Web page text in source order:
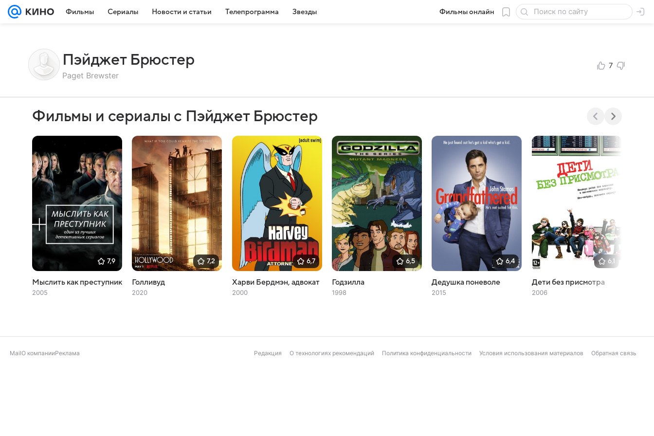
Фильмы Сериалы Новости и статьи Телепрограмма Звезды Фильмы онлайн
Пэйджет Брюстер
Paget Brewster
7
Фильмы и сериалы с Пэйджет Брюстер
7,9
Мыслить как преступник
2005
7,2
Голливуд
2020
6,7
Харви Бердмэн, адвокат
2000
6,5
Годзилла
1998
6,4
Дедушка поневоле
2015
6,1
Дети без присмотра
2006
MailО компанииРеклама Редакция О технологиях рекомендаций Политика конфиденциальности Условия использования материалов Обратная связь